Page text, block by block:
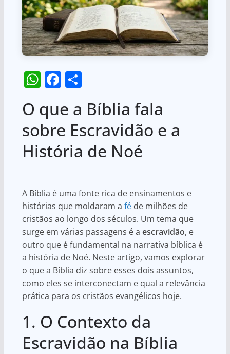
W
h
at
s
A
p
F
a
c
e
b
o
k
S
ar
e
O que a Bíblia fala
sobre Escravidão e a
História de Noé
A Bíblia é uma fonte rica de ensinamentos e
histórias que moldaram a féde milhões de
cristãos ao longo dos séculos. Um tema que
surge em várias passagens é a escravidão, e
outro que é fundamental na narrativa bíblica é
a história de Noé. Neste artigo, vamos explorar
o que a Bíblia diz sobre esses dois assuntos,
como eles se interconectam e qual a relevância
prática para os cristãos evangélicos hoje.
1. O Contexto da
Escravidão na Bíblia